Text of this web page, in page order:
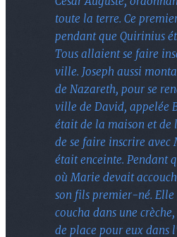
toute la terre. Ce
pendant que Quirinius
Tous allaient se faire
ville. Joseph aussi
de Nazareth, pour se
ville de David, appelée
était de la maison et
de se faire inscrire avec
était enceinte. Pendant
où Marie devait
son fils premier-né.
coucha dans une
de place pour eux